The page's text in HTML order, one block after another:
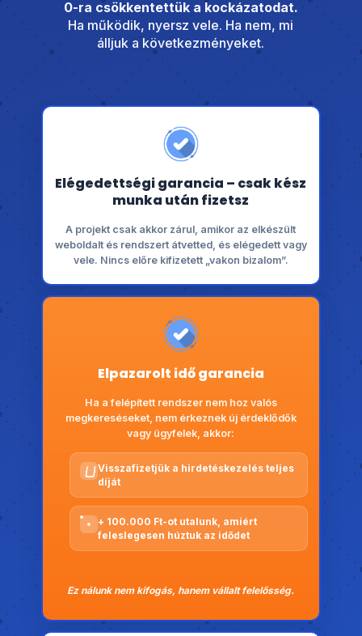
0-ra csökkentettük a kockázatodat.
Ha működik, nyersz vele. Ha nem, mi
álljuk a következményeket.
Elégedettségi garancia – csak kész
munka után fizetsz
A projekt csak akkor zárul, amikor az elkészült
weboldalt és rendszert átvetted, és elégedett vagy
vele. Nincs előre kifizetett „vakon bizalom”.
Elpazarolt idő garancia
Ha a felépített rendszer nem hoz valós
megkereséseket, nem érkeznek új érdeklődők
vagy ügyfelek, akkor:
Visszafizetjük a hirdetéskezelés teljes
díját
+ 100.000 Ft-ot utalunk, amiért
feleslegesen húztuk az idődet
Ez nálunk nem kifogás, hanem vállalt felelősség.